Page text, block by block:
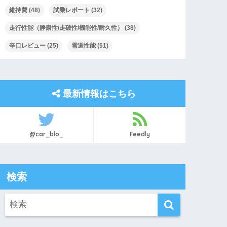
維持費 (48) 試乗レポート (32)
走行性能（静粛性/走破性/機能性/耐久性） (38)
辛口レビュー (25) 雪道性能 (51)
最新情報はこちら
@car_blo_ Feedly
検索